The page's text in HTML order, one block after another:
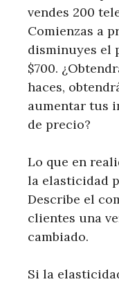
vendes 200
Comienzas a
disminuyes el
$700.
haces,
aumentar tus
de precio?
Lo que en
la elasticidad
Describe el
clientes una
cambiado.
Si la